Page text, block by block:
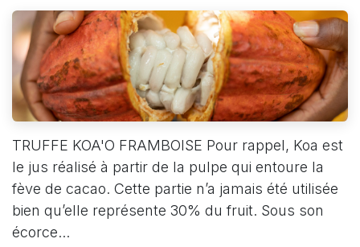
TRUFFE KOA'O FRAMBOISE Pour rappel, Koa est
le jus réalisé à partir de la pulpe qui entoure la
fève de cacao. Cette partie n’a jamais été utilisée
bien qu’elle représente 30% du fruit. Sous son
écorce...